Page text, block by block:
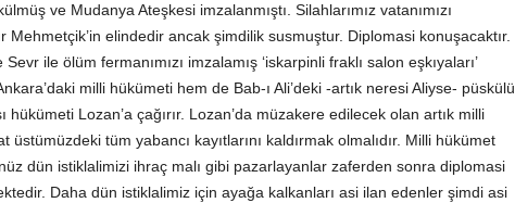
ve Mudanya Ateşkesi imzalanmıştı. Silahlarımız vatanımızı
Mehmetçik’in elindedir ancak şimdilik susmuştur. Diplomasi konuşacaktır.
ile ölüm fermanımızı imzalamış ‘iskarpinli fraklı salon eşkıyaları’
milli hükümeti hem de Bab-ı Ali’deki -artık neresi Aliyse- püskülü
hükümeti Lozan’a çağırır. Lozan’da müzakere edilecek olan artık milli
üstümüzdeki tüm yabancı kayıtlarını kaldırmak olmalıdır. Milli hükümet
dün istiklalimizi ihraç malı gibi pazarlayanlar zaferden sonra diplomasi
Daha dün istiklalimiz için ayağa kalkanları asi ilan edenler şimdi asi